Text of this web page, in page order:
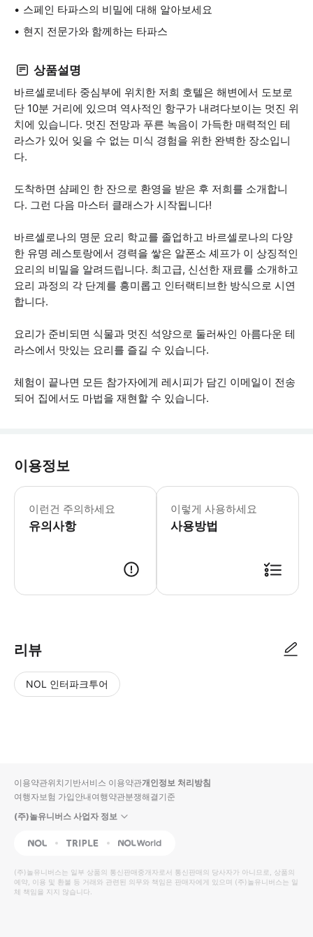
스페인 타파스의 비밀에 대해 알아보세요
현지 전문가와 함께하는 타파스
상품설명
바르셀로네타 중심부에 위치한 저희 호텔은 해변에서 도보로
단 10분 거리에 있으며 역사적인 항구가 내려다보이는 멋진 위
치에 있습니다. 멋진 전망과 푸른 녹음이 가득한 매력적인 테
라스가 있어 잊을 수 없는 미식 경험을 위한 완벽한 장소입니
다.
도착하면 샴페인 한 잔으로 환영을 받은 후 저희를 소개합니
다. 그런 다음 마스터 클래스가 시작됩니다!
바르셀로나의 명문 요리 학교를 졸업하고 바르셀로나의 다양
한 유명 레스토랑에서 경력을 쌓은 알폰소 셰프가 이 상징적인
요리의 비밀을 알려드립니다. 최고급, 신선한 재료를 소개하고
요리 과정의 각 단계를 흥미롭고 인터랙티브한 방식으로 시연
합니다.
요리가 준비되면 식물과 멋진 석양으로 둘러싸인 아름다운 테
라스에서 맛있는 요리를 즐길 수 있습니다.
체험이 끝나면 모든 참가자에게 레시피가 담긴 이메일이 전송
되어 집에서도 마법을 재현할 수 있습니다.
이용정보
이런건 주의하세요
유의사항
* 소요시간 : 150분 (옵션에 따라 소요
이렇게 사용하세요
사용방법
리뷰
NOL 인터파크투어
입니
다.
높
은
순
동
영
상
순
상
이용약관위치기반서비스 이용약관개인정보 처리방침
여행자보험 가입안내여행약관분쟁해결기준
(주)놀유니버스 사업자 정보
NOL Triple Interpark Global
(주)놀유니버스는 일부 상품의 통신판매중개자로서 통신판매의 당사자가 아니므로, 상품의
예약, 이용 및 환불 등 거래와 관련된 의무와 책임은 판매자에게 있으며 (주)놀유니버스는 일
체 책임을 지지 않습니다.